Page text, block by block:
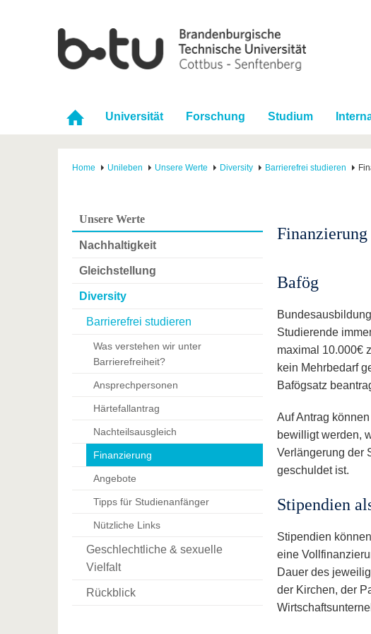
Universität Forschung Studium
Home Unileben Unsere Werte Diversity Barrierefrei studieren
Unsere Werte
Nachhaltigkeit
Gleichstellung
Diversity
Barrierefrei studieren
Was verstehen wir unter
Barrierefreiheit?
Ansprechpersonen
Härtefallantrag
Nachteilsausgleich
Finanzierung
Angebote
Tipps für Studienanfänger
Nützliche Links
Geschlechtliche & sexuelle
Vielfalt
Rückblick
Bafög
Studierende
maximal 10.000€
kein Mehrbedarf
Bafögsatz
Auf Antrag
bewilligt werden,
Verlängerung der
geschuldet ist.
Stipendien
Stipendien
eine
Dauer des
der Kirchen, der